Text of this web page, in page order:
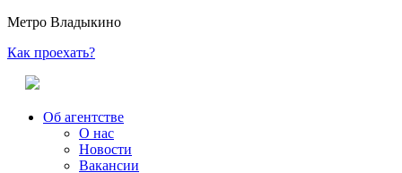
Метро Владыкино
Как проехать?
Об агентстве
О нас
Новости
Вакансии